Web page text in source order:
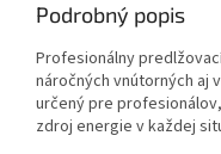
Podrobný popis
Profesionálny
náročných vnútorných aj
určený pre
zdroj energie v každej